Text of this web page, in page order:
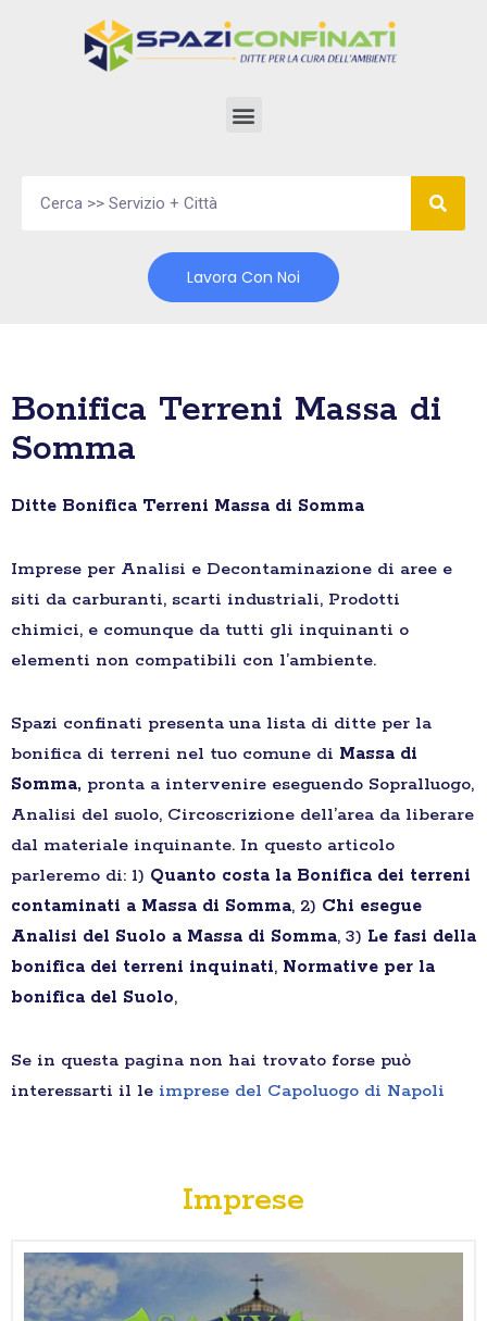
Lavora Con Noi
Bonifica Terreni Massa di
Somma
Ditte Bonifica Terreni Massa di Somma
Imprese per Analisi e Decontaminazione di aree e
siti da carburanti, scarti industriali, Prodotti
chimici, e comunque da tutti gli inquinanti o
elementi non compatibili con l’ambiente.
Spazi confinati presenta una lista di ditte per la
bonifica di terreni nel tuo comune di Massa di
Somma, pronta a intervenire eseguendo Sopralluogo,
Analisi del suolo, Circoscrizione dell’area da liberare
dal materiale inquinante. In questo articolo
parleremo di: 1) Quanto costa la Bonifica dei terreni
contaminati a Massa di Somma, 2) Chi esegue
Analisi del Suolo a Massa di Somma, 3) Le fasi della
bonifica dei terreni inquinati, Normative per la
bonifica del Suolo,
Se in questa pagina non hai trovato forse può
interessarti il le imprese del Capoluogo di Napoli
Imprese